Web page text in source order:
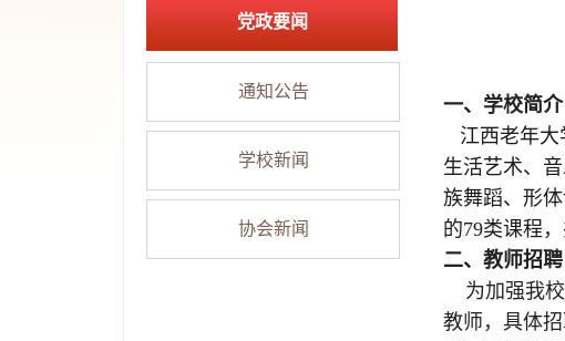
党政要闻
通知公告
学校新闻
协会新闻
一、学校简介
江西老年大
生活艺术、
族舞蹈、形
的79类课程
二、教师招聘
为加强我
教师，具体招